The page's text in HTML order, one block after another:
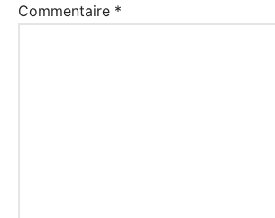
Commentaire *